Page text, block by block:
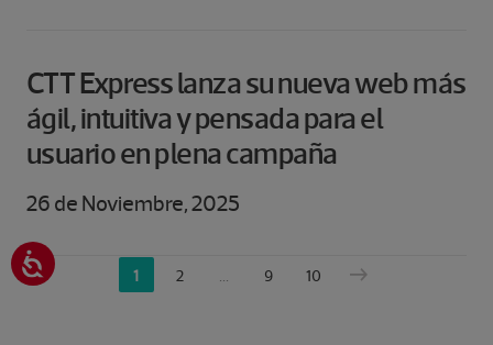
CTT Express lanza su nueva web más
ágil, intuitiva y pensada para el
usuario en plena campaña
26 de Noviembre, 2025
1 2 9 10